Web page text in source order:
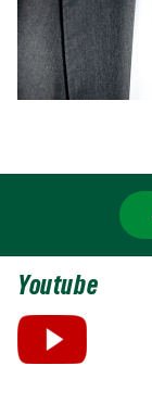
Youtube